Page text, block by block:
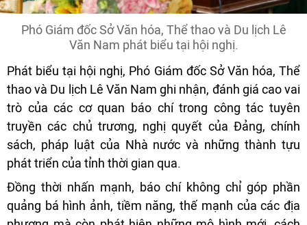
Phó Giám đốc Sở Văn hóa, Thể thao và Du lịch Lê
Văn Nam phát biểu tại hội nghị.
Phát biểu tại hội nghị, Phó Giám đốc Sở Văn hóa, Thể
thao và Du lịch Lê Văn Nam ghi nhận, đánh giá cao vai
trò của các cơ quan báo chí trong công tác tuyên
truyền các chủ trương, nghị quyết của Đảng, chính
sách, pháp luật của Nhà nước và những thành tựu
phát triển của tỉnh thời gian qua.
Đồng thời nhấn mạnh, báo chí không chỉ góp phần
quảng bá hình ảnh, tiềm năng, thế mạnh của các địa